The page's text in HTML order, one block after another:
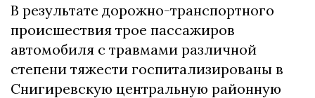
В результате дорожно-транспортного
происшествия трое пассажиров
автомобиля с травмами различной
степени тяжести госпитализированы в
Снигиревскую центральную районную